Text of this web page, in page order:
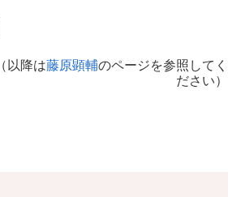
以降は藤原顕輔のページを参照してく
ださい）